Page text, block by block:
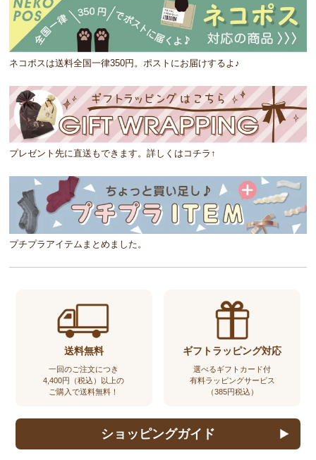
ネコポスは送料全国一律350円。ポストにお届けするよ♪
プレゼント先に直送もできます。詳しくはコチラ↑
プチプラアイテムまとめました。
送料無料
一回のご注文につき
4,400円（税込）以上の
ご購入で送料無料！
ギフトラッピング対応
選べるギフトカード付
有料ラッピングサービス
（385円税込）
ショッピングガイド